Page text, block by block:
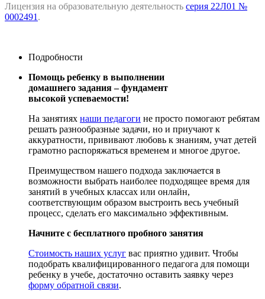
Лицензия на образовательную деятельность серия 22Л01 №
0002491 .
Подробности
Помощь ребенку в выполнении
домашнего задания – фундамент
высокой успеваемости!
На занятиях наши педагоги не просто помогают ребятам
решать разнообразные задачи, но и приучают к
аккуратности, прививают любовь к знаниям, учат детей
грамотно распоряжаться временем и многое другое.
Преимуществом нашего подхода заключается в
возможности выбрать наиболее подходящее время для
занятий в учебных классах или онлайн,
соответствующим образом выстроить весь учебный
процесс, сделать его максимально эффективным.
Начните с бесплатного пробного занятия
Стоимость наших услуг вас приятно удивит. Чтобы
подобрать квалифицированного педагога для помощи
ребенку в учебе, достаточно оставить заявку через
форму обратной связи.